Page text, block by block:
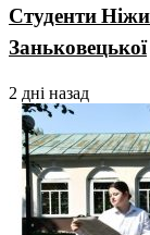
Студенти
Заньковецької
2 дні назад